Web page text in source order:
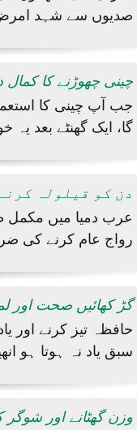
صدیوں سے شہد
چینی چھوڑنے کا کمال
گا، ایک گھنٹے بعد یہ
دن کو قیلولہ
عرب دمیا میں مکمل
رواج عام کرنے کی
گڑ کھائیں صحت اور
حافظہ تیز کرنے اور
سبق یاد نہ ہوتا ہو
’’ وزن گھٹانے اور